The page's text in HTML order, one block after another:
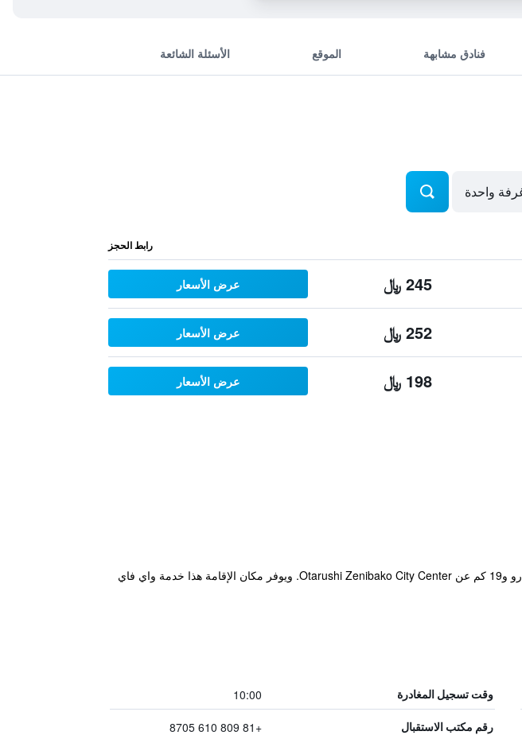
فنادق مشابهة الموقع الأسئلة الشائعة
رابط الحجز
245 ﷼ عرض الأسعار
252 ﷼ عرض الأسعار
198 ﷼ عرض الأسعار
يقع مكان إقامة "Nishikien inn 錦園" في أوتارو، ويبعد مسافة 1.7 كم عن محطة أوتارو و19 كم عن Otarushi Zenibako City Center. ويوفر مكان الإقامة هذا خدمة واي فاي
وقت تسجيل المغادرة 10:00
رقم مكتب الاستقبال +81 809 610 8705